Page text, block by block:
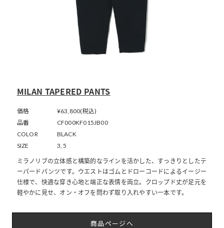
MILAN TAPERED PANTS
価格
¥63,800(税込)
品番
CF000KF015JB00
COLOR
BLACK
SIZE
3, 5
ミラノリブの立体感と構築的なラインを活かした、すっきりとしたテ
ーパードパンツです。ウエストはゴムとドローコードによるイージー
仕様で、快適な穿き心地と端正な表情を両立。クロップド丈が足元を
軽やかに見せ、オン・オフを問わず取り入れやすい一本です。
商品ページへ